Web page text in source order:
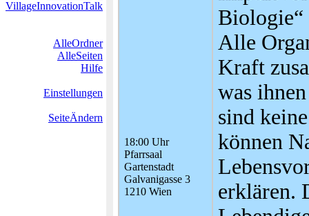
VillageInnovationTalk
AlleOrdner
AlleSeiten
Hilfe
Einstellungen
SeiteÄndern
18:00 Uhr
Pfarrsaal
Gartenstadt
Galvanigasse 3
1210 Wien
Biologie“
Alle
Kraft
was
sind
können
erklären.